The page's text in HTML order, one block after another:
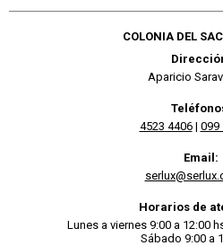
COLONIA DEL
Aparicio
4523 4406| 099
Email:
Horarios de
Lunes a viernes 9:00 a 12:00
Sábado 9:00 a